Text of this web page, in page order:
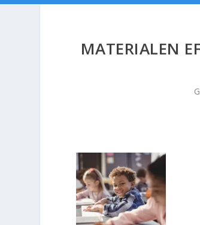
MATERIALEN